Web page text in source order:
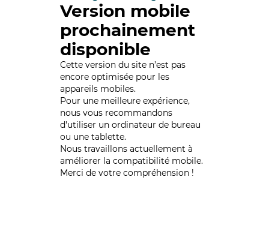
Version mobile
prochainement
disponible
Cette version du site n’est pas
encore optimisée pour les
appareils mobiles.
Pour une meilleure expérience,
nous vous recommandons
d'utiliser un ordinateur de bureau
ou une tablette.
Nous travaillons actuellement à
améliorer la compatibilité mobile.
Merci de votre compréhension !